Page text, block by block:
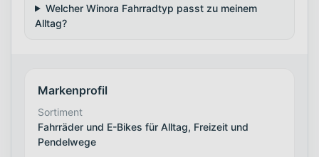
Welcher Winora Fahrradtyp passt zu meinem
Alltag?
Markenprofil
Sortiment
Fahrräder und E-Bikes für Alltag, Freizeit und
Pendelwege